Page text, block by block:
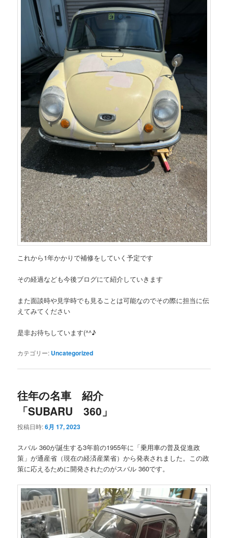
これから1年かかりで補修をしていく予定です
その経過なども今後ブログにて紹介していきます
また面談時や見学時でも見ることは可能なのでその際に担当に伝
えてみてください
是非お待ちしています(^^♪
カテゴリー: Uncategorized
往年の名車 紹介
「SUBARU 360」
投稿日時:6月 17, 2023
スバル 360が誕生する3年前の1955年に「乗用車の普及促進政
策」が通産省（現在の経済産業省）から発表されました。この政
策に応えるために開発されたのがスバル 360です。